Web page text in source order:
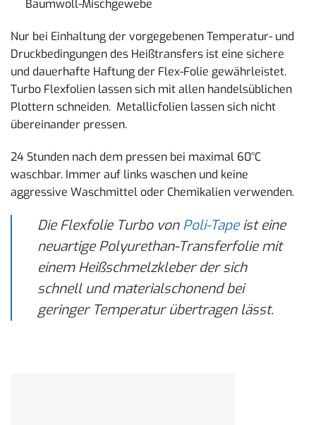
Baumwoll-Mischgewebe
Nur bei Einhaltung der vorgegebenen Temperatur- und
Druckbedingungen des Heißtransfers ist eine sichere
und dauerhafte Haftung der Flex-Folie gewährleistet.
Turbo Flexfolien lassen sich mit allen handelsüblichen
Plottern schneiden. Metallicfolien lassen sich nicht
übereinander pressen.
24 Stunden nach dem pressen bei maximal 60°C
waschbar. Immer auf links waschen und keine
aggressive Waschmittel oder Chemikalien verwenden.
Die Flexfolie Turbo von Poli-Tapeist eine
neuartige Polyurethan-Transferfolie mit
einem Heißschmelzkleber der sich
schnell und materialschonend bei
geringer Temperatur übertragen lässt.